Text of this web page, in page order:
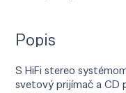
Popis
S HiFi stereo
svetový prijímač a CD